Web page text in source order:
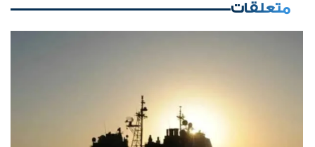
متعلقات